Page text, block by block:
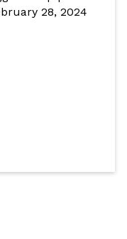
Ja Nein